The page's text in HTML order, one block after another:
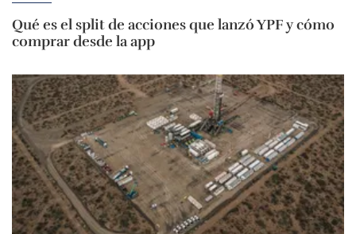
Qué es el split de acciones que lanzó YPF y cómo
comprar desde la app